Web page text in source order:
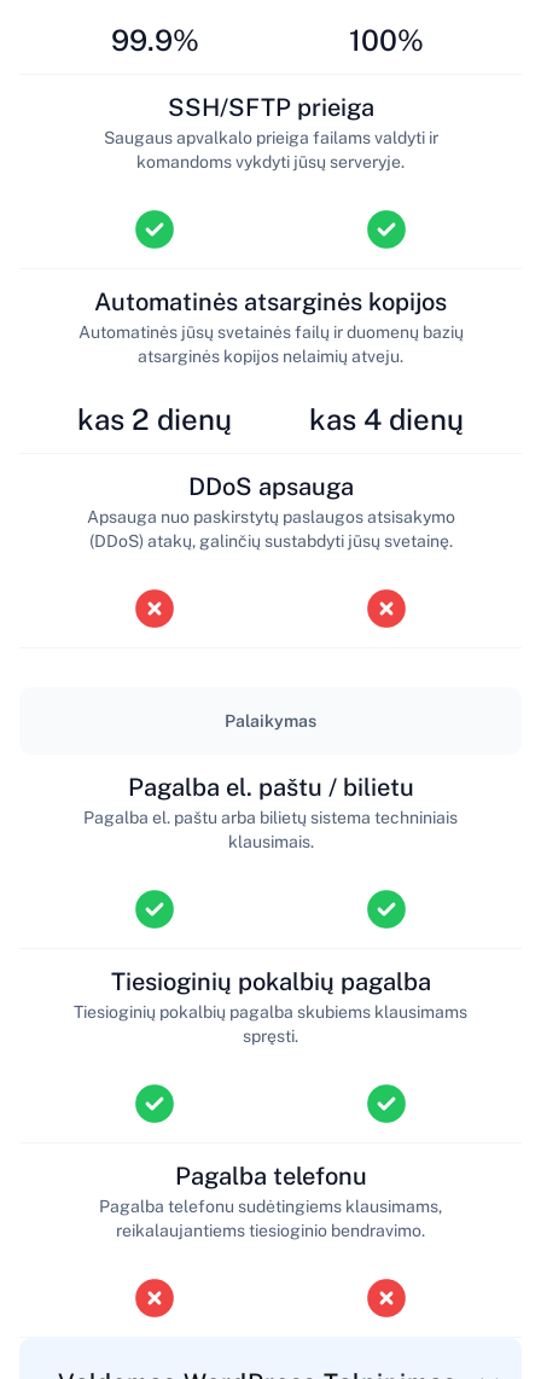
99.9% 100%
SSH/SFTP prieiga
Saugaus apvalkalo prieiga failams valdyti ir
komandoms vykdyti jūsų serveryje.
kas 2 dienų
Automatinės atsarginės kopijos
Automatinės jūsų svetainės failų ir duomenų bazių
atsarginės kopijos nelaimių atveju.
kas 4 dienų
DDoS apsauga
Apsauga nuo paskirstytų paslaugos atsisakymo
(DDoS) atakų, galinčių sustabdyti jūsų svetainę.
Palaikymas
Pagalba el. paštu / bilietu
Pagalba el. paštu arba bilietų sistema techniniais
klausimais.
Tiesioginių pokalbių pagalba
Tiesioginių pokalbių pagalba skubiems klausimams
spręsti.
Pagalba telefonu
Pagalba telefonu sudėtingiems klausimams,
reikalaujantiems tiesioginio bendravimo.